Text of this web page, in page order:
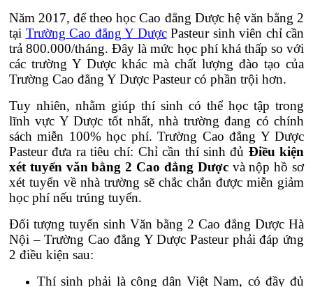
Năm 2017, để theo học Cao đẳng Dược hệ văn bằng 2
tại Trường Cao đẳng Y DượcPasteur sinh viên chỉ cần
trả 800.000/tháng. Đây là mức học phí khá thấp so với
các trường Y Dược khác mà chất lượng đào tạo của
Trường Cao đẳng Y Dược Pasteur có phần trội hơn.
Tuy nhiên, nhằm giúp thí sinh có thể học tập trong
lĩnh vực Y Dược tốt nhất, nhà trường đang có chính
sách miễn 100% học phí. Trường Cao đẳng Y Dược
Pasteur đưa ra tiêu chí: Chỉ cần thí sinh đủ Điều kiện
xét tuyển văn bằng 2 Cao đẳng Dượcvà nộp hồ sơ
xét tuyển về nhà trường sẽ chắc chắn được miễn giảm
học phí nếu trúng tuyển.
Đối tượng tuyển sinh Văn bằng 2 Cao đẳng Dược Hà
Nội – Trường Cao đẳng Y Dược Pasteur phải đáp ứng
2 điều kiện sau:
Thí sinh phải là công dân Việt Nam, có đầy đủ